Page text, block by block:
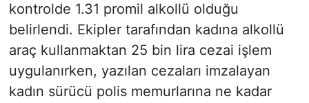
kontrolde 1.31 promil alkollü olduğu
belirlendi. Ekipler tarafından kadına alkollü
araç kullanmaktan 25 bin lira cezai işlem
uygulanırken, yazılan cezaları imzalayan
kadın sürücü polis memurlarına ne kadar